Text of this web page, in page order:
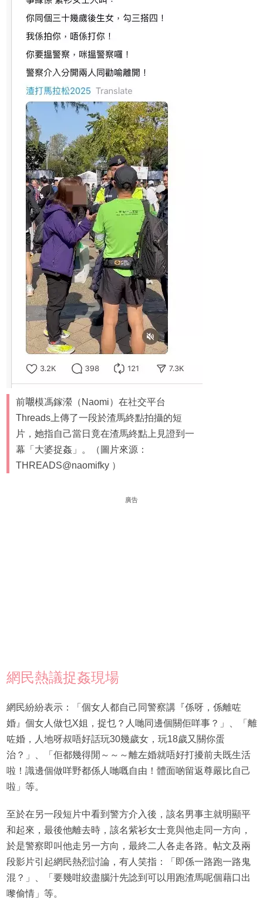
前𡃁模馮鎵瀠（Naomi）在社交平台
Threads上傳了一段於渣馬終點拍攝的短
片，她指自己當日竟在渣馬終點上見證到一
幕「大婆捉姦」。（圖片來源：
THREADS@naomifky ）
廣告
網民熱議捉姦現場
網民紛紛表示：「個女人都自己同警察講『係呀，係離咗
婚』個女人做乜X姐，捉乜？人哋同邊個關佢咩事？」、「離
咗婚，人地呀叔唔好話玩30幾歲女，玩18歲又關你蛋
治？」、「佢都幾得閒～～～離左婚就唔好打擾前夫既生活
啦！識邊個做咩野都係人哋嘅自由！體面啲留返尊嚴比自己
啦」等。
至於在另一段短片中看到警方介入後，該名男事主就明顯平
和起來，最後他離去時，該名紫衫女士竟與他走同一方向，
於是警察即叫他走另一方向，最終二人各走各路。帖文及兩
段影片引起網民熱烈討論，有人笑指：「即係一路跑一路鬼
混？」、「要幾咁絞盡腦汁先諗到可以用跑渣馬呢個藉口出
嚟偷情」等。